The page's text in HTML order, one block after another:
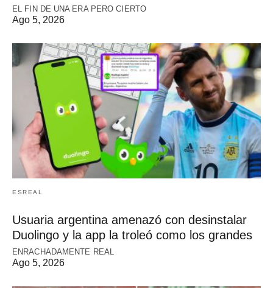
EL FIN DE UNA ERA PERO CIERTO
Ago 5, 2026
ESREAL
Usuaria argentina amenazó con desinstalar
Duolingo y la app la troleó como los grandes
ENRACHADAMENTE REAL
Ago 5, 2026